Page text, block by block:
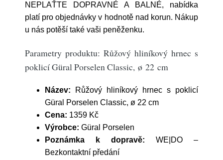
NEPLAŤTE DOPRAVNÉ A BALNÉ, nabídka
platí pro objednávky v hodnotě nad korun. Nákup
u nás potěší také vaši peněženku.
Parametry produktu: Růžový hliníkový hrnec s
poklicí Güral Porselen Classic, ø 22 cm
Název: Růžový hliníkový hrnec s poklicí
Güral Porselen Classic, ø 22 cm
Cena: 1359 Kč
Výrobce: Güral Porselen
Poznámka k dopravě: WE|DO –
Bezkontaktní předání